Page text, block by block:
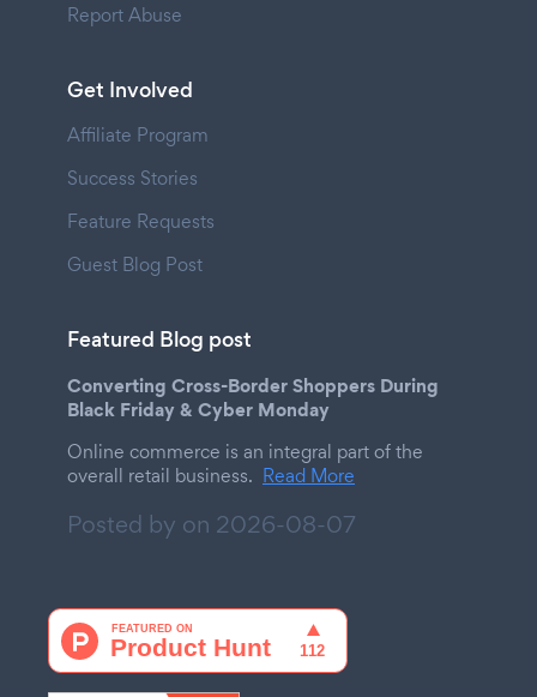
Report Abuse
Get Involved
Affiliate Program
Success Stories
Feature Requests
Guest Blog Post
Featured Blog post
Converting Cross-Border Shoppers During
Black Friday & Cyber Monday
Online commerce is an integral part of the
overall retail business. Read More
Posted by on 2026-08-07